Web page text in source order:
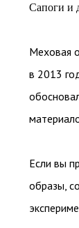
Сапоги и
Меховая
в 2013
Если вы
образы,